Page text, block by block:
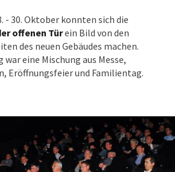
- 30. Oktober konnten sich die
offenen Türein Bild von den
des neuen Gebäudes machen.
eine Mischung aus Messe,
Eröffnungsfeier und Familientag.